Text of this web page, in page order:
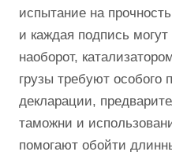
испытание на
и каждая подпись
наоборот,
грузы требуют
декларации,
таможни и
помогают обойти